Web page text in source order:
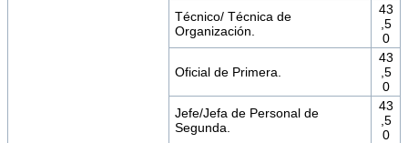
Técnico/ Técnica de
Organización.
43
,5
0
Oficial de Primera.
43
,5
0
Jefe/Jefa de Personal de
Segunda.
43
,5
0